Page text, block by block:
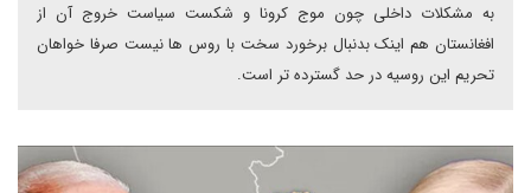
به مشکلات داخلی چون موج کرونا و شکست سیاست خروج آن از
افغانستان هم اینک بدنبال برخورد سخت با روس ها نیست صرفا خواهان
تحریم این روسیه در حد گسترده تر است.